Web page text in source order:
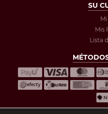
SU
Mis
Lista